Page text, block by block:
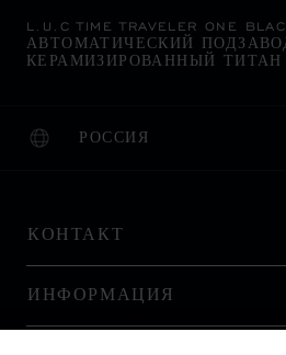
L.U.C TIME TRAVELER ONE
АВТОМАТИЧЕСКИЙ
КЕРАМИЗИРОВАННЫЙ ТИТАН
РОССИЯ
ЛОКАЛИЗАЦИЯ
ИЗМЕНИТЬ СТРАНУ
КОНТАКТ
ИНФОРМАЦИЯ